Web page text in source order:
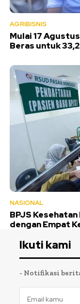
AGRIBISNIS
Mulai 17
Beras untuk
NASIONAL
BPJS
dengan Empat
Ikuti kami
- Notifikasi